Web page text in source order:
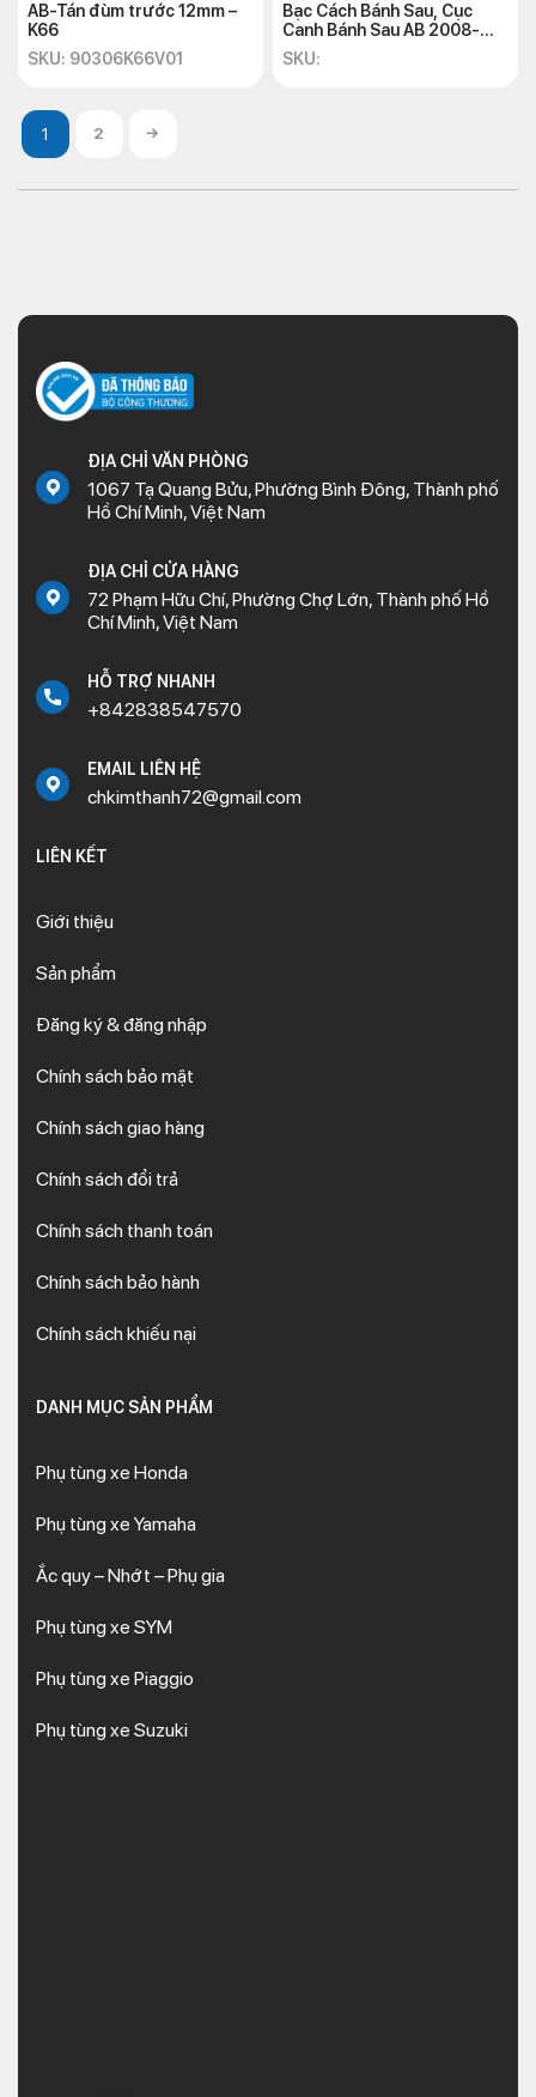
AB-Tán đùm trước 12mm –
K66
SKU: 90306K66V01
Bạc Cách Bánh Sau, Cục
Canh Bánh Sau AB 2008-
2010
SKU:
2 →
ĐỊA CHỈ VĂN PHÒNG
1067 Tạ Quang Bửu, Phường Bình Đông, Thành phố
Hồ Chí Minh, Việt Nam
ĐỊA CHỈ CỬA HÀNG
72 Phạm Hữu Chí, Phường Chợ Lớn, Thành phố Hồ
Chí Minh, Việt Nam
HỖ TRỢ NHANH
+842838547570
EMAIL LIÊN HỆ
chkimthanh72@gmail.com
LIÊN KẾT
Giới thiệu
Sản phẩm
Đăng ký & đăng nhập
Chính sách bảo mật
Chính sách giao hàng
Chính sách đổi trả
Chính sách thanh toán
Chính sách bảo hành
Chính sách khiếu nại
DANH MỤC SẢN PHẨM
Phụ tùng xe Honda
Phụ tùng xe Yamaha
Ắc quy – Nhớt – Phụ gia
Phụ tùng xe SYM
Phụ tùng xe Piaggio
Phụ tùng xe Suzuki